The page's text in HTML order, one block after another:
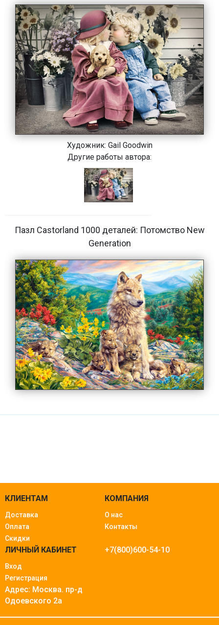
Художник: Gail Goodwin
Другие работы автора:
Пазл Castorland 1000 деталей: Потомство New
Generation
КЛИЕНТАМ
Доставка
Оплата
Скидки
КОМПАНИЯ
О нас
Контакты
ЛИЧНЫЙ КАБИНЕТ
Вход
Регистрация
+7(800)600-54-10
Адрес: Москва. пр-д
Одоевского 2а